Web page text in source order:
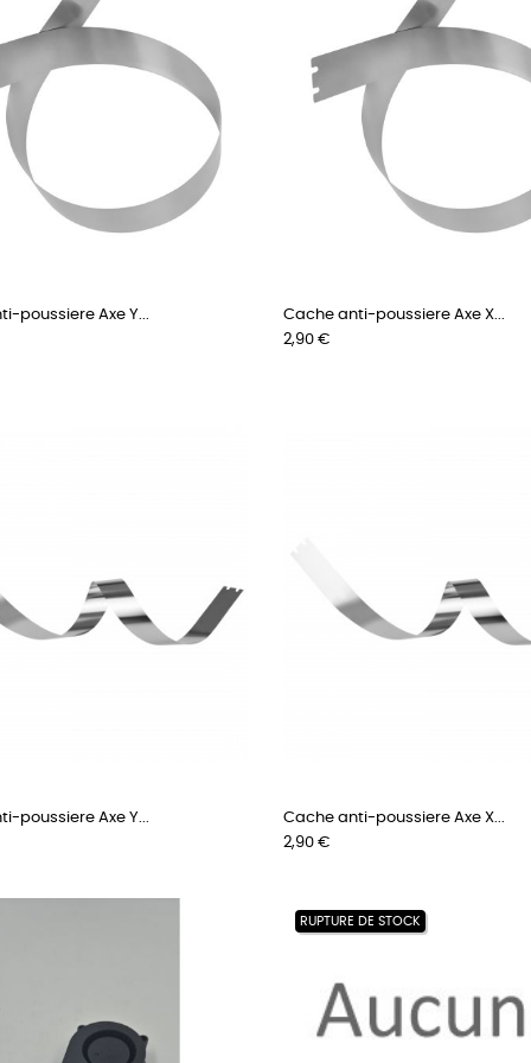
poussiere Axe Y...
Cache anti-poussiere Axe X...
Prix
2,90 €
poussiere Axe Y...
Cache anti-poussiere Axe X...
Prix
2,90 €
RUPTURE DE STOCK